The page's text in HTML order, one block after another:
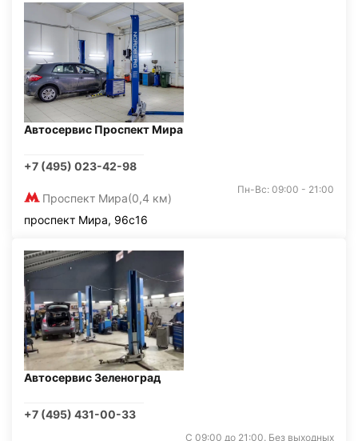
Автосервис Проспект Мира
+7 (495) 023-42-98
Проспект Мира(0,4 км)
Пн-Вс: 09:00 - 21:00
проспект Мира, 96с16
Автосервис Зеленоград
+7 (495) 431-00-33
С 09:00 до 21:00. Без выходных